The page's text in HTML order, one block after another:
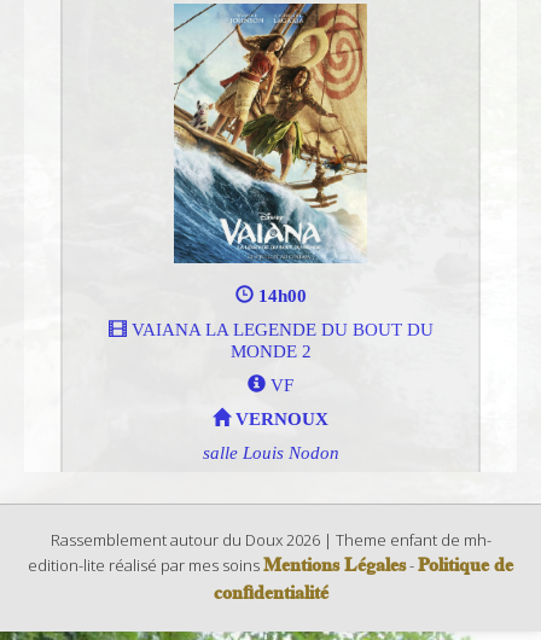
Rassemblement autour du Doux 2026 | Theme enfant de mh-
edition-lite réalisé par mes soinsMentions Légales-Politique de
confidentialité